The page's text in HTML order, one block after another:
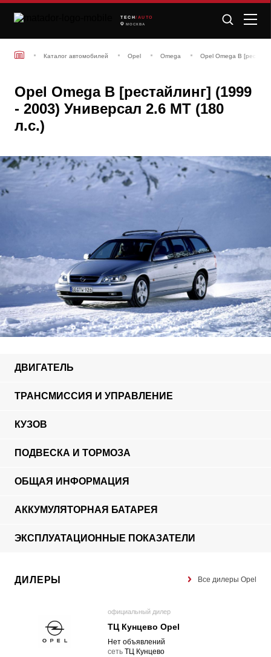
TECH /AUTO
МОСКВА
Каталог автомобилей Opel Omega Opel Omega B
Opel Omega B [рестайлинг] (1999
- 2003) Универсал 2.6 MT (180
л.с.)
ДВИГАТЕЛЬ
ТРАНСМИССИЯ И УПРАВЛЕНИЕ
КУЗОВ
ПОДВЕСКА И ТОРМОЗА
ОБЩАЯ ИНФОРМАЦИЯ
АККУМУЛЯТОРНАЯ БАТАРЕЯ
ЭКСПЛУАТАЦИОННЫЕ ПОКАЗАТЕЛИ
ДИЛЕРЫ Все дилеры Opel
официальный дилер
ТЦ Кунцево Opel
Нет объявлений
cеть ТЦ Кунцево